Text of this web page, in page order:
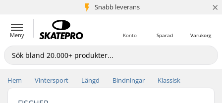
Snabb leverans
5+ milj. kunder ×
Meny Varukorg
Sparad
Konto
Hem Vintersport Längd Bindningar Klassisk